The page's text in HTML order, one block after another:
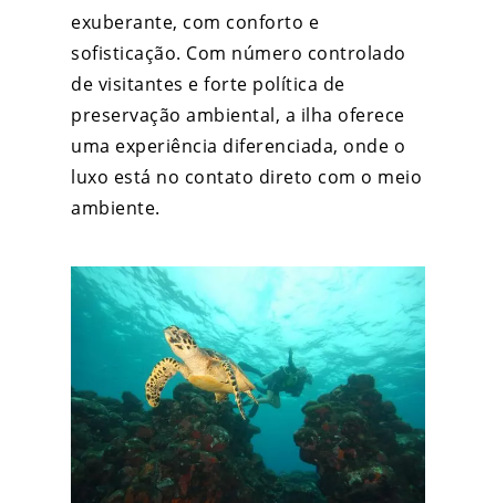
exuberante, com conforto e
sofisticação. Com número controlado
de visitantes e forte política de
preservação ambiental, a ilha oferece
uma experiência diferenciada, onde o
luxo está no contato direto com o meio
ambiente.